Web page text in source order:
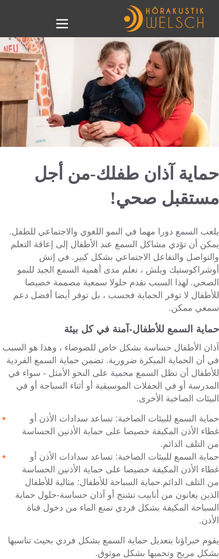
حماية آذان طفلك-من أجل
مستقبل صحي!
يلعب السمع دورا مهما في النمو اللغوي والاجتماعي للطفل.
يمكن أن تؤدي مشاكل السمع عند الأطفال إلى إعاقة التعلم
والتواصل والتفاعل الاجتماعي بشكل كبير. في إتش
أوشراكوستيك ويلش ، نعلم مدى أهمية السمع الجيد للنمو
الصحي. لهذا السبب نقدم حلولا سمعية مصممة خصيصا
للأطفال لا توفر الحماية فحسب ، بل توفر أيضا أفضل دعم
سمعي ممكن.
حماية السمع للأطفال-آمنة في كل بيئة
آذان الأطفال حساسة بشكل خاص للضوضاء ، وهذا هو السبب
في أن الحماية المبكرة ضرورية. تضمن حماية السمع الفردية
للأطفال أن تظل السمع محمية على النحو الأمثل - سواء في
المدرسة أو في الحفلات الموسيقية أو أثناء السباحة أو في
البيئات الصاخبة الأخرى.
حماية السمع للبيئات الصاخبة: تساعد سدادات الأذن أو
غطاء الأذن المكيفة خصيصا على حماية الأذنين الحساسة
من التلف الدائم.
حماية السمع للبيئات الصاخبة: تساعد سدادات الأذن أو
غطاء الأذن المكيفة خصيصا على حماية الأذنين الحساسة
من التلف الدائم.حماية السباحة للأطفال: مثالية للأطفال
الذين يعانون من أنابيب تشنج أو آذان حساسة-حلول حماية
السباحة المكيفة بشكل فردي تمنع الماء من دخول قناة
الأذن.
يقوم خبراؤنا بتعديل حماية السمع بشكل فردي بحيث تناسبها
بشكل مريح وتحميها بشكل موثوق.